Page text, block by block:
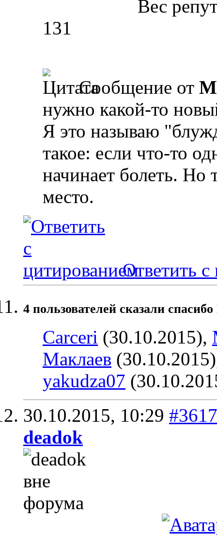
Вес
131
Сообщение от
нужно какой-то
Я это называю
такое: если что-то
начинает болеть. Но
место.
Ответить с
4 пользователей сказали
Carceri (30.10.2015),
Маклаев
yakudza07
30.10.2015, 10:29 #3617
deadok